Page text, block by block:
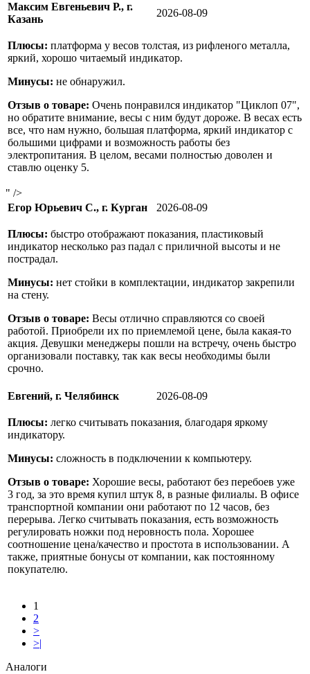
Максим Евгеньевич Р., г.
Казань
2026-08-09
Плюсы: платформа у весов толстая, из рифленого металла,
яркий, хорошо читаемый индикатор.
Минусы: не обнаружил.
Отзыв о товаре: Очень понравился индикатор "Циклоп 07",
но обратите внимание, весы с ним будут дороже. В весах есть
все, что нам нужно, большая платформа, яркий индикатор с
большими цифрами и возможность работы без
электропитания. В целом, весами полностью доволен и
ставлю оценку 5.
" />
Егор Юрьевич С., г. Курган
2026-08-09
Плюсы: быстро отображают показания, пластиковый
индикатор несколько раз падал с приличной высоты и не
пострадал.
Минусы: нет стойки в комплектации, индикатор закрепили
на стену.
Отзыв о товаре: Весы отлично справляются со своей
работой. Приобрели их по приемлемой цене, была какая-то
акция. Девушки менеджеры пошли на встречу, очень быстро
организовали поставку, так как весы необходимы были
срочно.
Евгений, г. Челябинск 2026-08-09
Плюсы: легко считывать показания, благодаря яркому
индикатору.
Минусы: сложность в подключении к компьютеру.
Отзыв о товаре: Хорошие весы, работают без перебоев уже
3 год, за это время купил штук 8, в разные филиалы. В офисе
транспортной компании они работают по 12 часов, без
перерыва. Легко считывать показания, есть возможность
регулировать ножки под неровность пола. Хорошее
соотношение цена/качество и простота в использовании. А
также, приятные бонусы от компании, как постоянному
покупателю.
1
2
>
>|
Аналоги